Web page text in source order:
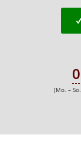
(Mo. –